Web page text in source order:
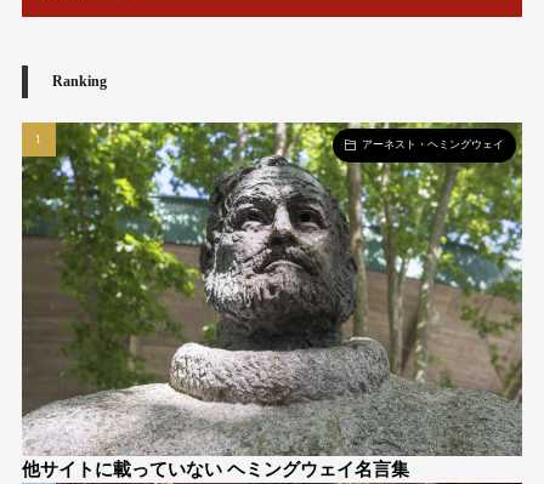
Ranking
アーネスト・ヘミングウェイ
他サイトに載っていない ヘミングウェイ名言集